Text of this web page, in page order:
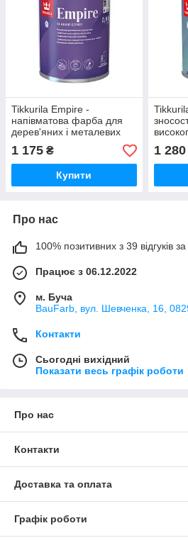
Tikkurila Empire -
напівматова фарба для
дерев'яних і металевих
меблів (База А), 0,9 л
1 175 ₴
Купити
EP),
1 280
Про нас
100% позитивних з 39 відгуків за
Працює з 06.12.2022
м. Буча
BauFarb, вул. Шевченка, 16,
Контакти
Сьогодні вихідний
Показати весь графік роботи
Про нас
Контакти
Доставка та оплата
Графік роботи